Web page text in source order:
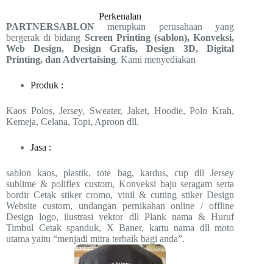
Perkenalan
PARTNERSABLON merupkan perusahaan yang
bergerak di bidang Screen Printing (sablon), Konveksi,
Web Design, Design Grafis, Design 3D, Digital
Printing, dan Advertaising. Kami menyediakan
Produk :
Kaos Polos, Jersey, Sweater, Jaket, Hoodie, Polo Krah,
Kemeja, Celana, Topi, Aproon dll.
Jasa :
sablon kaos, plastik, tote bag, kardus, cup dll Jersey
sublime & poliflex custom, Konveksi baju seragam serta
bordir Cetak stiker cromo, vinil & cutting stiker Design
Website custom, undangan pernikahan online / offline
Design logo, ilustrasi vektor dll Plank nama & Huruf
Timbul Cetak spanduk, X Baner, kartu nama dll moto
utama yaitu “menjadi mitra terbaik bagi anda”.